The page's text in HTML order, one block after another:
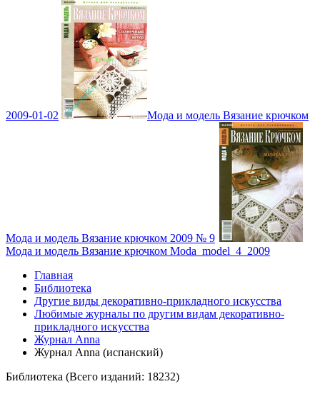
2009-01-02 Мода и модель Вязание крючком
Мода и модель Вязание крючком 2009 № 9
Мода и модель Вязание крючком Moda_model_4_2009
Главная
Библиотека
Другие виды декоративно-прикладного искусства
Любимые журналы по другим видам декоративно-
прикладного искусства
Журнал Anna
Журнал Anna (испанский)
Библиотека (Всего изданий: 18232)